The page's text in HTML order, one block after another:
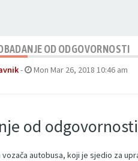
OD ODGOVORNOSTI
- Mon Mar 26, 2018 10:46 am
od odgovornosti
vozača autobusa, koji je sjedio za